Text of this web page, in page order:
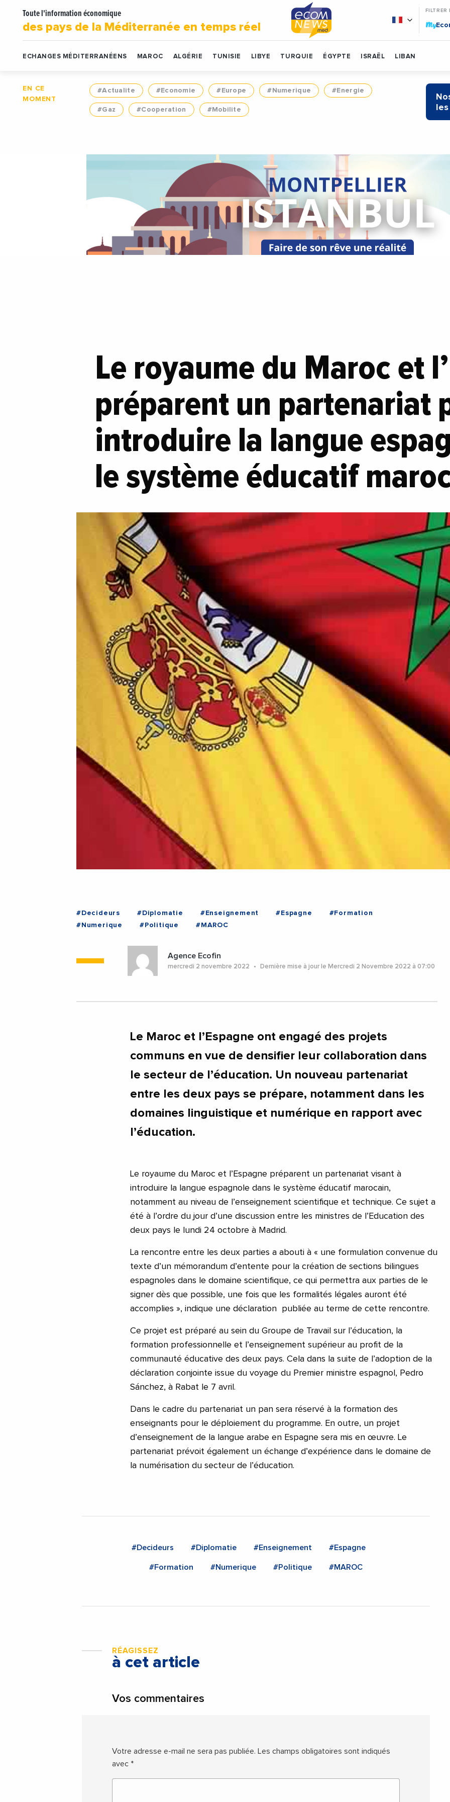
Toute l'information économique
des pays de la Méditerranée en temps réel
FILTRER
My
ECHANGES MÉDITERRANÉENS MAROC ALGÉRIE TUNISIE LIBYE TURQUIE ÉGYPTE ISRAËL LIBAN
EN CE
MOMENT
#Actualite #Economie #Europe #Numerique #Energie
#Gaz #Cooperation #Mobilite
Le royaume du Maroc et
préparent un partenariat
introduire la langue
le système éducatif
#Decideurs #Diplomatie #Enseignement #Espagne
#Formation
#Numerique
#Politique #MAROC
Agence Ecofin
mercredi 2 novembre 2022 Dernière mise à jour le Mercredi 2 Novembre 2022 à 07:00
Le Maroc et l’Espagne ont engagé des projets
communs en vue de densifier leur collaboration dans
le secteur de l’éducation. Un nouveau partenariat
entre les deux pays se prépare, notamment dans les
domaines linguistique et numérique en rapport avec
l’éducation.
Le royaume du Maroc et l’Espagne préparent un partenariat visant à
introduire la langue espagnole dans le système éducatif marocain,
notamment au niveau de l’enseignement scientifique et technique. Ce sujet a
été à l’ordre du jour d’une discussion entre les ministres de l’Education des
deux pays le lundi 24 octobre à Madrid.
La rencontre entre les deux parties a abouti à « une formulation convenue du
texte d’un mémorandum d’entente pour la création de sections bilingues
espagnoles dans le domaine scientifique, ce qui permettra aux parties de le
signer dès que possible, une fois que les formalités légales auront été
accomplies », indique une déclaration publiée au terme de cette rencontre.
Ce projet est préparé au sein du Groupe de Travail sur l’éducation, la
formation professionnelle et l’enseignement supérieur au profit de la
communauté éducative des deux pays. Cela dans la suite de l’adoption de la
déclaration conjointe issue du voyage du Premier ministre espagnol, Pedro
Sánchez, à Rabat le 7 avril.
Dans le cadre du partenariat un pan sera réservé à la formation des
enseignants pour le déploiement du programme. En outre, un projet
d’enseignement de la langue arabe en Espagne sera mis en œuvre. Le
partenariat prévoit également un échange d’expérience dans le domaine de
la numérisation du secteur de l’éducation.
#Decideurs #Diplomatie #Enseignement #Espagne
#Formation #Numerique #Politique #MAROC
RÉAGISSEZ
à cet article
Vos commentaires
Votre adresse e-mail ne sera pas publiée. Les champs obligatoires sont indiqués
avec *